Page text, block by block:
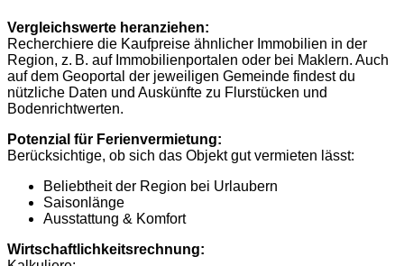
Vergleichswerte heranziehen:
Recherchiere die Kaufpreise ähnlicher Immobilien in der
Region, z. B. auf Immobilienportalen oder bei Maklern. Auch
auf dem Geoportal der jeweiligen Gemeinde findest du
nützliche Daten und Auskünfte zu Flurstücken und
Bodenrichtwerten.
Potenzial für Ferienvermietung:
Berücksichtige, ob sich das Objekt gut vermieten lässt:
Beliebtheit der Region bei Urlaubern
Saisonlänge
Ausstattung & Komfort
Wirtschaftlichkeitsrechnung: